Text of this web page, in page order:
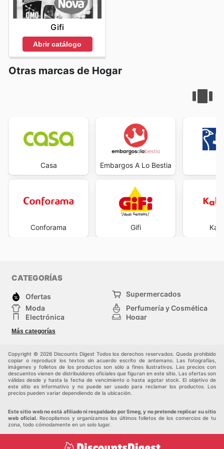
Gifi
Abrir catálogo
Otras marcas de Hogar
Casa
Conforama
Embargos A Lo Bestia
Gifi
CATEGORÍAS
Ofertas
Supermercados
Moda
Perfumería y Cosmética
Electrónica
Hogar
Deporte
Juguetes y bebés
Más categorías
Copyright © 2026 Discounts Digest Todos los derechos reservados. Queda prohibido
copiar o reproducir los textos sin acuerdo escrito de antemano. Las fotografías,
imágenes y folletos de los productos son sólo a fines ilustrativos. Las precios con
descuentos vienen de distribuidores oficiales que figuran en este sitio. Las ofertas son
válidas desde y hasta la fecha de vencimiento o hasta agotar stock. El objetivo de
este sitio es informativo y no puede ser usado para reclamar los productos. Los
precios pueden variar dependiendo de la ubicación.
Este sitio web no está afiliado ni respaldado por Smeg, y no pretende replicar su sitio
web oficial. Recopilamos y organizamos los últimos folletos de los comercios de tu
zona, todo cómodamente en un solo lugar.